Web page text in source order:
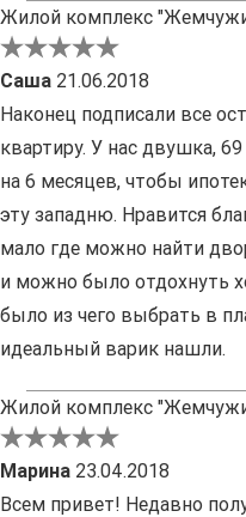
Жилой комплекс
Саша 21.06.2018
Наконец подписали все
квартиру. У нас двушка,
на 6 месяцев, чтобы
эту западню. Нравится
мало где можно найти
и можно было отдохнуть
было из чего выбрать в
идеальный варик нашли.
Жилой комплекс
Марина 23.04.2018
Всем привет! Недавно